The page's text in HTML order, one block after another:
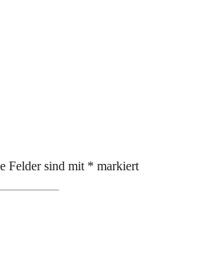
Felder sind mit * markiert